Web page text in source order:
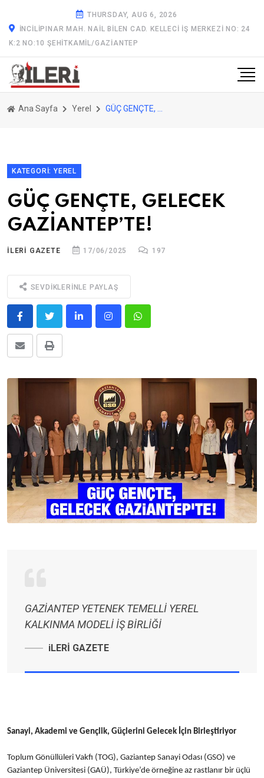
THURSDAY, AUG 6, 2026
İNCILIPINAR MAH. NAIL BILEN CAD. KELLECI İŞ MERKEZI NO: 24
K:2 NO:10 ŞEHITKAMIL/GAZİANTEP
Ana Sayfa Yerel
KATEGORI: YEREL
GÜÇ GENÇTE, GELECEK
GAZİANTEP’TE!
ILERİ GAZETE 17/06/2025 197
SEVDIKLERINLE PAYLAŞ
GAZİANTEP YETENEK TEMELLİ YEREL
KALKINMA MODELİ İŞ BİRLİĞİ
iLERİ GAZETE
Sanayi, Akademi ve Gençlik, Güçlerini Gelecek İçin Birleştiriyor
Toplum Gönüllüleri Vakfı (TOG), Gaziantep Sanayi Odası (GSO) ve
Gaziantep Üniversitesi (GAÜ), Türkiye’de örneğine az rastlanır bir üçlü